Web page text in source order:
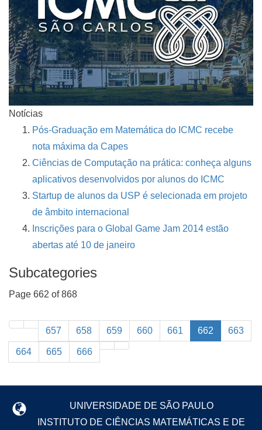
Notícias
Pós-Graduação em Matemática do ICMC recebe
nota máxima da Capes
Ciências de Computação na prática: conheça alguns
aplicativos desenvolvidos por alunos do ICMC
Startup de alunos da USP é selecionada em projeto
de âmbito internacional
Inscrições para o Global Game Jam 2014 estão
abertas até 10 de janeiro
Subcategories
Page 662 of 868
657 658 659 660 661 662 663
664 665 666
UNIVERSIDADE DE SÃO PAULO
INSTITUTO DE CIÊNCIAS MATEMÁTICAS E DE